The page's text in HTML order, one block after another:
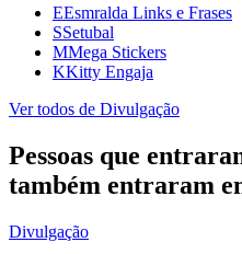
EEsmralda Links e Frases
SSetubal
MMega Stickers
KKitty Engaja
Ver todos de Divulgação
Pessoas que
também entraram
Divulgação